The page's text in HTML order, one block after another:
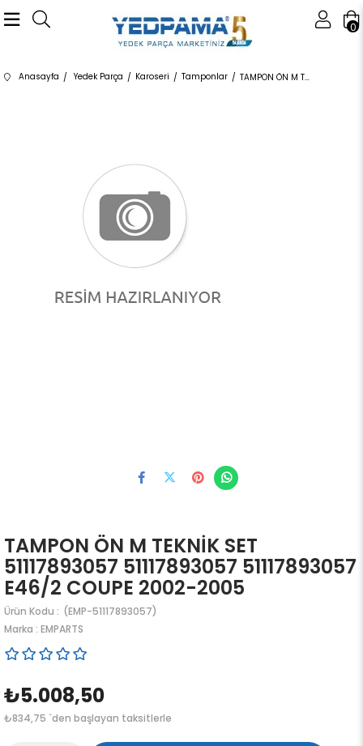
0
Anasayfa Yedek Parça Karoseri Tamponlar TAMPON ÖN M TEKNİK SET 51117893057 51117893057 51117893057 E46/2 COUPE 2002-2005
TAMPON ÖN M TEKNİK SET
51117893057 51117893057 51117893057
E46/2 COUPE 2002-2005
(EMP-51117893057)
Marka : EMPARTS
₺5.008,50
₺834,75 `den başlayan taksitlerle